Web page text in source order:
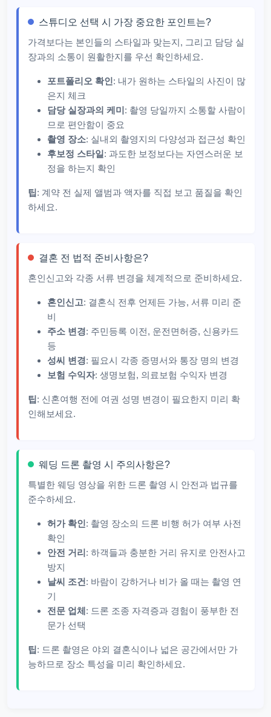
스튜디오 선택 시 가장 중요한 포인트는?
가격보다는 본인들의 스타일과 맞는지, 그리고 담당 실
장과의 소통이 원활한지를 우선 확인하세요.
포트폴리오 확인 : 내가 원하는 스타일의 사진이 많
은지 체크
담당 실장과의 케미: 촬영 당일까지 소통할 사람이
므로 편안함이 중요
촬영 장소: 실내외 촬영지의 다양성과 접근성 확인
후보정 스타일 : 과도한 보정보다는 자연스러운 보
정을 하는지 확인
팁 : 계약 전 실제 앨범과 액자를 직접 보고 품질을 확인
하세요.
결혼 전 법적 준비사항은?
혼인신고와 각종 서류 변경을 체계적으로 준비하세요.
혼인신고: 결혼식 전후 언제든 가능, 서류 미리 준
비
주소 변경: 주민등록 이전, 운전면허증, 신용카드
등
성씨 변경: 필요시 각종 증명서와 통장 명의 변경
보험 수익자: 생명보험, 의료보험 수익자 변경
팁 : 신혼여행 전에 여권 성명 변경이 필요한지 미리 확
인해보세요.
웨딩 드론 촬영 시 주의사항은?
특별한 웨딩 영상을 위한 드론 촬영 시 안전과 법규를
준수하세요.
허가 확인 : 촬영 장소의 드론 비행 허가 여부 사전
확인
안전 거리: 하객들과 충분한 거리 유지로 안전사고
방지
날씨 조건 : 바람이 강하거나 비가 올 때는 촬영 연
기
전문 업체 : 드론 조종 자격증과 경험이 풍부한 전
문가 선택
팁 : 드론 촬영은 야외 결혼식이나 넓은 공간에서만 가
능하므로 장소 특성을 미리 확인하세요.